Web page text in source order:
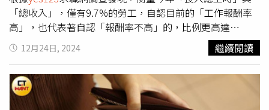
「總收入」，僅有9.7%的勞工，自認目前的「工作報酬率
高」，也代表著自認「報酬率不高」的，比例更高達
90.3%，大於去年同期調查的88.2%；而且如果覺得「工作
報酬率」不高，本次調查也顯示，勞工朋友們預估，明年至
少平均要再加薪16.1%，才能擺脫這種窘境，若以「官方經
常性薪資」4萬6371元估算，大約要調薪7466元。換個角度
來看，若以2024年全年度來看，則有45.4%的勞工表示，本
12月24日, 2024 繼續閱讀